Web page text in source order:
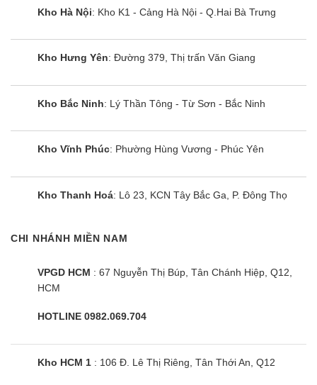
Kho Hà Nội: Kho K1 - Cảng Hà Nội - Q.Hai Bà Trưng
Kho Hưng Yên: Đường 379, Thị trấn Văn Giang
Kho Bắc Ninh: Lý Thần Tông - Từ Sơn - Bắc Ninh
Kho Vĩnh Phúc: Phường Hùng Vương - Phúc Yên
Kho Thanh Hoá: Lô 23, KCN Tây Bắc Ga, P. Đông Thọ
CHI NHÁNH MIỀN NAM
VPGD HCM : 67 Nguyễn Thị Búp, Tân Chánh Hiệp, Q12,
HCM
HOTLINE 0982.069.704
Kho HCM 1 : 106 Đ. Lê Thị Riêng, Tân Thới An, Q12